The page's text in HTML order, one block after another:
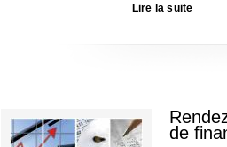
Lire la suite
de